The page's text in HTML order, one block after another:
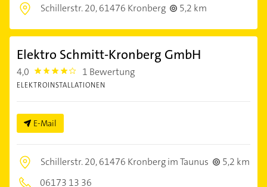
Schillerstr. 20,61476 Kronberg 5,2 km
Elektro Schmitt-Kronberg GmbH
4,0 4.0 1 Bewertung
ELEKTROINSTALLATIONEN
E-Mail
Schillerstr. 20,61476 Kronberg im Taunus
5,2 km
06173 13 36